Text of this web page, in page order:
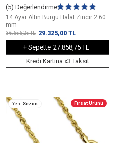
(5) Değerlendirme
14 Ayar Altın Burgu Halat Zincir 2.60
mm
36.656,25TL 29.325,00 TL
+ Sepette 27.858,75 TL
Kredi Kartına x3 Taksit
Yeni Sezon Fırsat Ürünü